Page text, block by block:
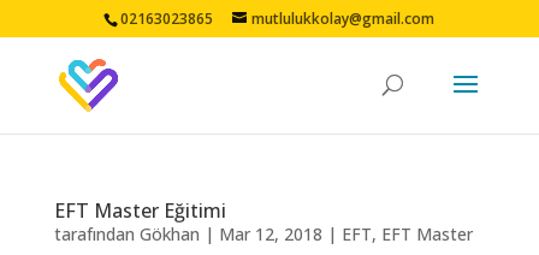
02163023865 mutlulukkolay@gmail.com
EFT Master Eğitimi
tarafından Gökhan | Mar 12, 2018 | EFT, EFT Master